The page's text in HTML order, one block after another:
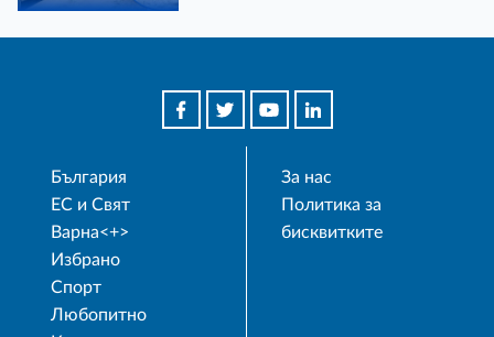
България
ЕС и Свят
Варна<+>
Избрано
Спорт
Любопитно
За нас
Политика за
бисквитките